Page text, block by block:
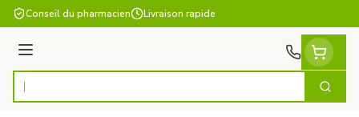
Aller au contenu
Conseil du pharmacien Livraison rapide
Menu
Rechercher